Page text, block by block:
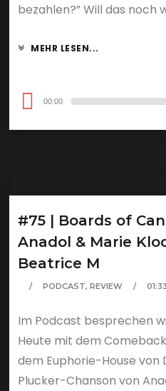
bezahlen?” Will das noch
MEHR LESEN...
Audio-00:00
#75 | Boards of
Anadol & Marie
Beatrice M
PODCAST,REVIEW
Im Podcast besprechen
Heute mit dem
dem Euphorie-House von
Plucker-Chanson von